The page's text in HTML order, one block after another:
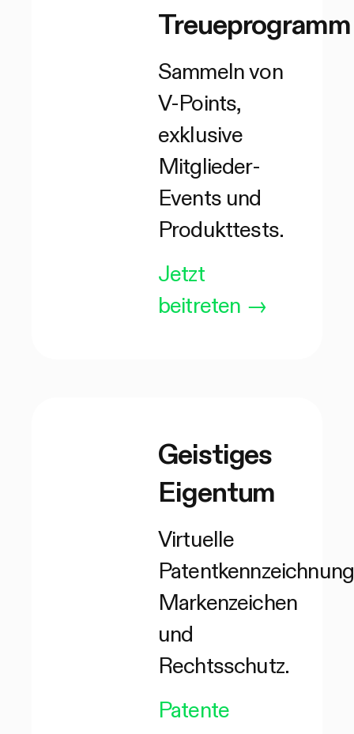
Treueprogramm
Sammeln von
V-Points,
exklusive
Mitglieder-
Events und
Produkttests.
Jetzt
beitreten →
Geistiges
Eigentum
Virtuelle
Markenzeichen
und
Rechtsschutz.
Patente